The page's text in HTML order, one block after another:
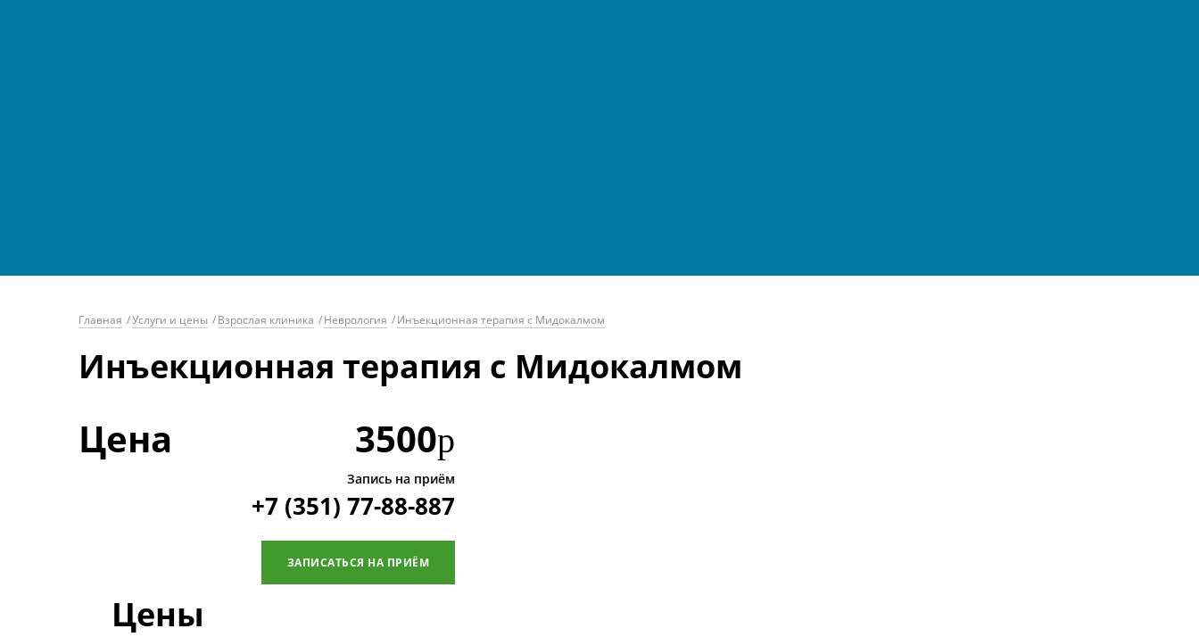
Главная /Услуги и цены /Взрослая клиника /Неврология /Инъекционная терапия с Мидокалмом
Инъекционная терапия с Мидокалмом
Цена 3500р
Запись на приём
+7 (351) 77-88-887
ЗАПИСАТЬСЯ НА ПРИЁМ
Цены